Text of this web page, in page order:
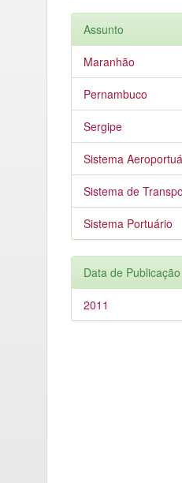
Assunto
Maranhão
Pernambuco
Sergipe
Sistema
Sistema de
Sistema Portuário
Data de Publicação
2011